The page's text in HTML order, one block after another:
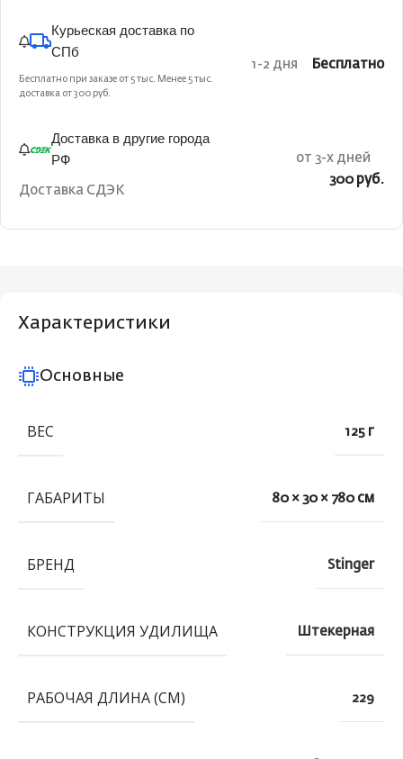
Курьеская доставка по
СПб
Бесплатно при заказе от 5 тыс. Менее 5 тыс.
доставка от 300 руб.
1-2 дня Бесплатно
Доставка в другие города
РФ
Доставка СДЭК
от 3-х дней
300 руб.
Характеристики
Основные
ВЕС 125 г
ГАБАРИТЫ 80 × 30 × 780 см
БРЕНД Stinger
КОНСТРУКЦИЯ УДИЛИЩА Штекерная
РАБОЧАЯ ДЛИНА (СМ) 229